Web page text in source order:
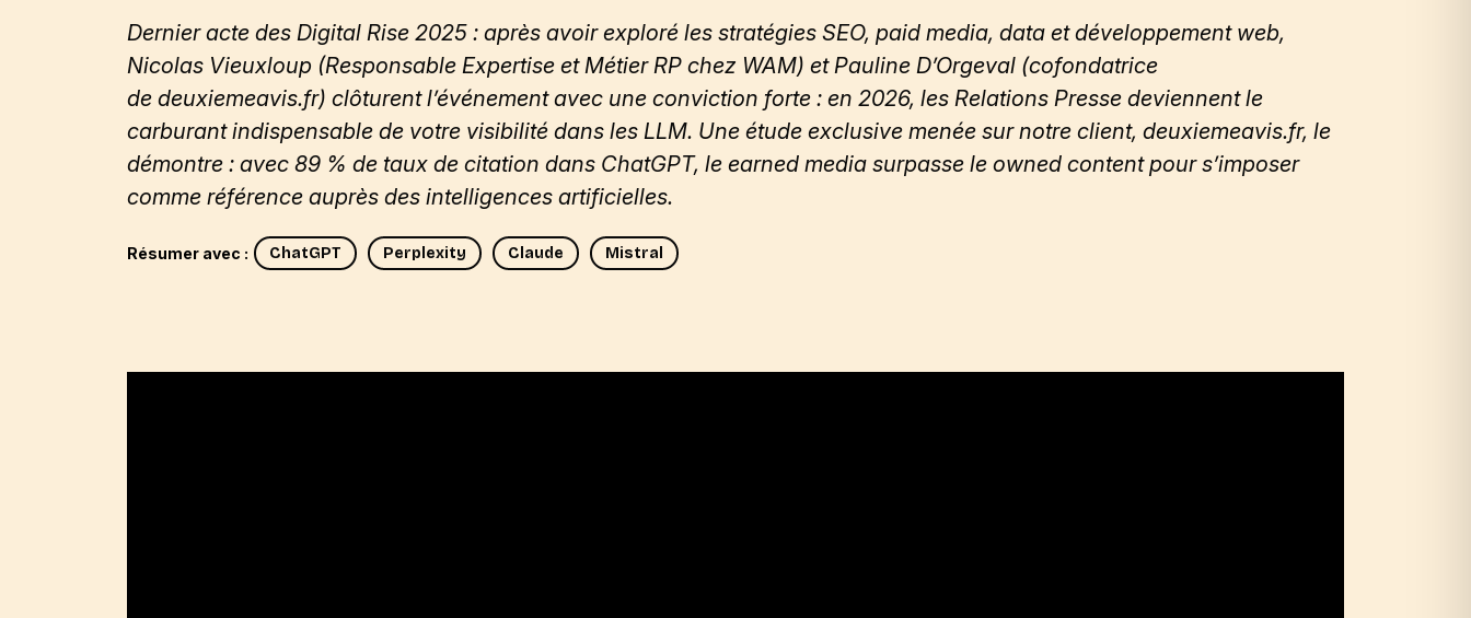
Dernier acte des Digital Rise 2025 : après avoir exploré les stratégies SEO, paid media, data et développement web,
Nicolas Vieuxloup (Responsable Expertise et Métier RP chez WAM) et Pauline D’Orgeval (cofondatrice
de deuxiemeavis.fr) clôturent l’événement avec une conviction forte : en 2026, les Relations Presse deviennent le
carburant indispensable de votre visibilité dans les LLM. Une étude exclusive menée sur notre client, deuxiemeavis.fr, le
démontre : avec 89 % de taux de citation dans ChatGPT, le earned media surpasse le owned content pour s’imposer
comme référence auprès des intelligences artificielles.
Résumer avec : ChatGPT Perplexity Claude Mistral